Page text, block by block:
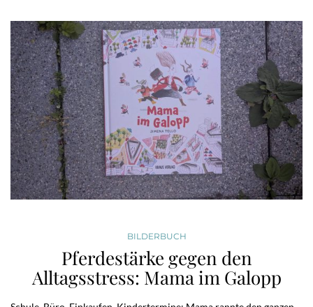
BILDERBUCH
Pferdestärke gegen den
Alltagsstress: Mama im Galopp